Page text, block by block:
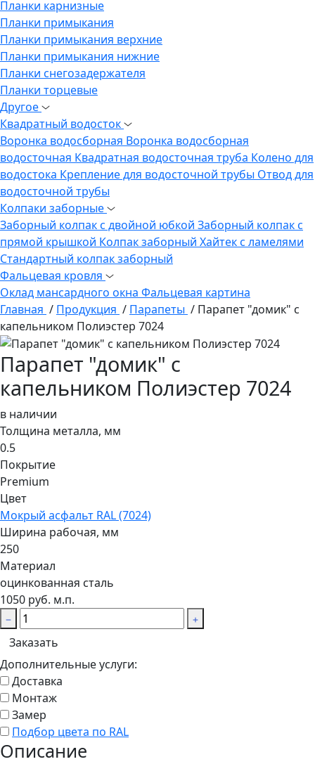
Планки карнизные
Планки примыкания
Планки примыкания верхние
Планки примыкания нижние
Планки снегозадержателя
Планки торцевые
Другое
Квадратный водосток
Воронка водосборная Воронка водосборная
водосточная Квадратная водосточная труба Колено для
водостока Крепление для водосточной трубы Отвод для
водосточной трубы
Колпаки заборные
Заборный колпак с двойной юбкой Заборный колпак с
прямой крышкой Колпак заборный Хайтек с ламелями
Стандартный колпак заборный
Фальцевая кровля
Оклад мансардного окна Фальцевая картина
Главная / Продукция / Парапеты / Парапет "домик" с
капельником Полиэстер 7024
Парапет "домик" с
капельником Полиэстер 7024
в наличии
Толщина металла, мм
0.5
Покрытие
Premium
Цвет
Мокрый асфальт RAL (7024)
Ширина рабочая, мм
250
Материал
оцинкованная сталь
1050 руб. м.п.
Заказать
Дополнительные услуги:
Доставка
Монтаж
Замер
Подбор цвета по RAL
Описание